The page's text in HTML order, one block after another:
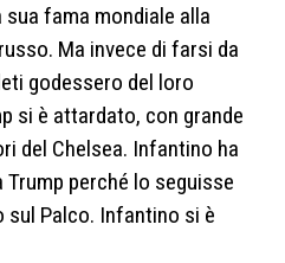
fama mondiale alla
Ma invece di farsi da
godessero del loro
si è attardato, con grande
del Chelsea. Infantino ha
perché lo seguisse
sul Palco. Infantino si è